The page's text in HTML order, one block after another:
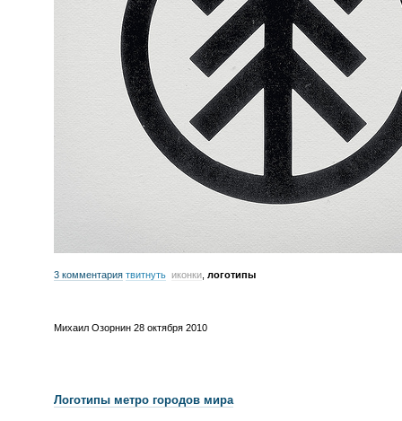
3 комментария твитнуть иконки логотипы
Михаил Озорнин 28 октября 2010
Логотипы метро городов мира